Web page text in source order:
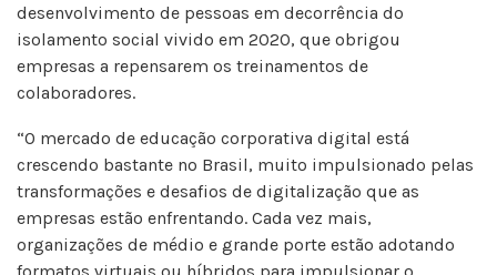
desenvolvimento de pessoas em decorrência do
isolamento social vivido em 2020, que obrigou
empresas a repensarem os treinamentos de
colaboradores.
“O mercado de educação corporativa digital está
crescendo bastante no Brasil, muito impulsionado pelas
transformações e desafios de digitalização que as
empresas estão enfrentando. Cada vez mais,
organizações de médio e grande porte estão adotando